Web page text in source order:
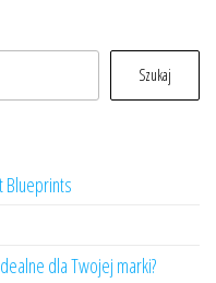
Szukaj
Blueprints
dla Twojej marki?